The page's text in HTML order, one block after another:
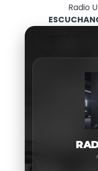
Radio